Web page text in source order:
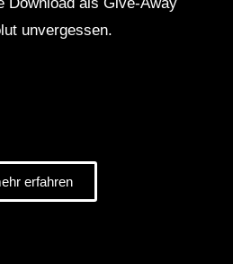
Download als Give-Away
unvergessen.
erfahren